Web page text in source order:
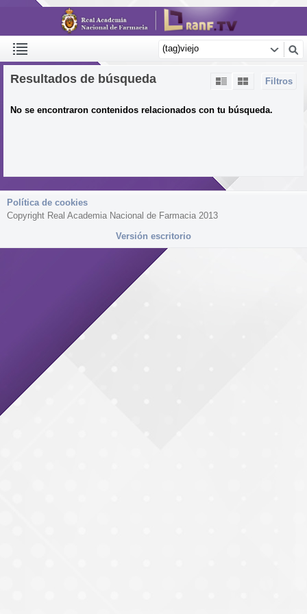
Filtros
Resultados de búsqueda
No se encontraron contenidos relacionados con tu búsqueda.
Política de cookies
Copyright Real Academia Nacional de Farmacia 2013
Versión escritorio